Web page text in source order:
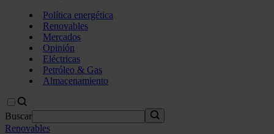
Política energética
Renovables
Mercados
Opinión
Eléctricas
Petróleo & Gas
Almacenamiento
Buscar
Renovables